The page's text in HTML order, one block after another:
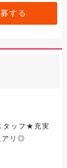
する
タッフ★充実
アリ◎